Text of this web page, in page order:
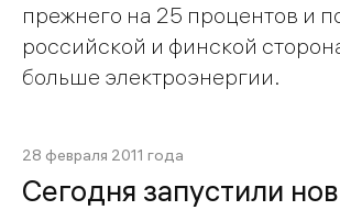
прежнего на 25 процентов и
российской и финской
больше электроэнергии.
28 февраля 2011 года
Сегодня запустили